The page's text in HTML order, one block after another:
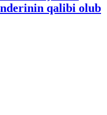
qalibi olub